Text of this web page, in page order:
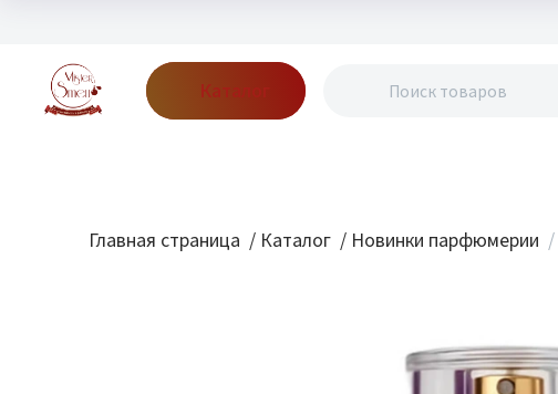
Каталог
Главная страница / Каталог / Новинки парфюмерии /